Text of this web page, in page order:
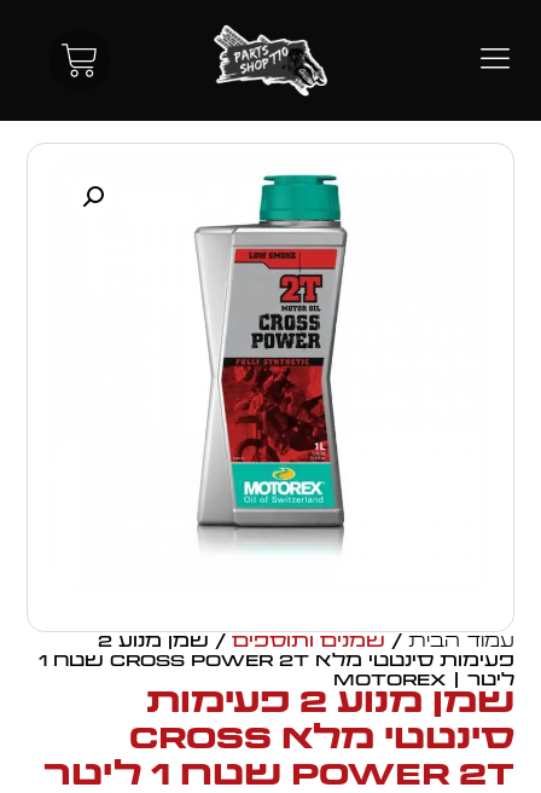
עמוד הבית / שמנים ותוספים
/ שמן מנוע 2
פעימות סינטטי מלא CROSS POWER 2T שטח 1
ליטר | MOTOREX
שמן מנוע 2 פעימות
סינטטי מלא CROSS
POWER 2T שטח 1 ליטר